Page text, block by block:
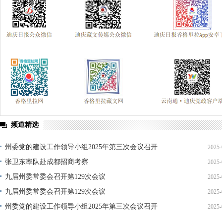
频道精选
州委党的建设工作领导小组2025年第三次会议召开
张卫东率队赴成都招商考察
九届州委常委会召开第129次会议
九届州委常委会召开第129次会议
州委党的建设工作领导小组2025年第三次会议召开